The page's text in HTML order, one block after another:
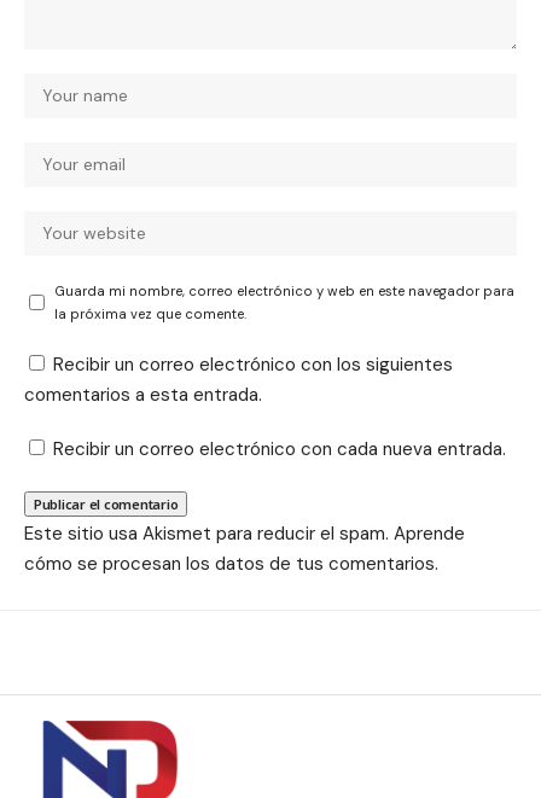
Guarda mi nombre, correo electrónico y web en este navegador para
la próxima vez que comente.
Recibir un correo electrónico con los siguientes
comentarios a esta entrada.
Recibir un correo electrónico con cada nueva entrada.
Este sitio usa Akismet para reducir el spam. Aprende
cómo se procesan los datos de tus comentarios.